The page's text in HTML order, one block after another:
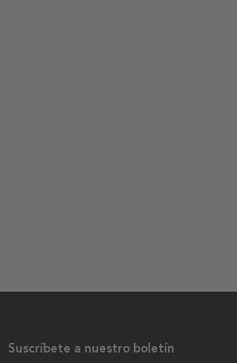
Suscríbete a nuestro boletín